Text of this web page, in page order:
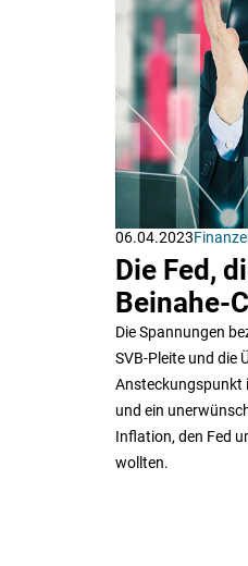
06.04.2023
Die Fed,
Beinahe-
Die Spannungen
SVB-Pleite und die
Ansteckungspunkt
und ein
Inflation, den Fed
wollten.